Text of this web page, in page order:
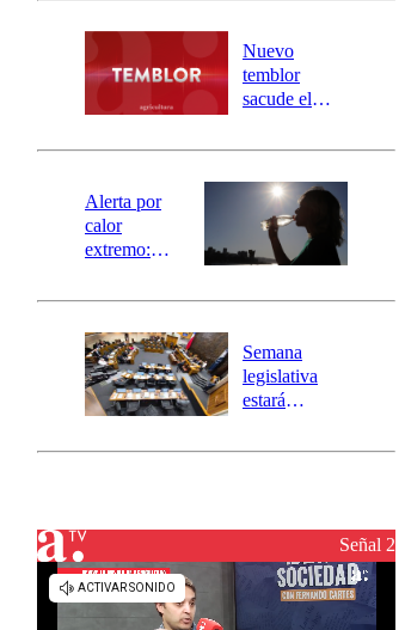
río Damas:
activa
mensajería
SAE
Nuevo
temblor
sacude el
revisa la
epicentro
Alerta por
calor
extremo:
activa Alerta
Preventiva en
tres comunas
Semana
legislativa
estará
el fin de la
reconstrucciónSeñal 2